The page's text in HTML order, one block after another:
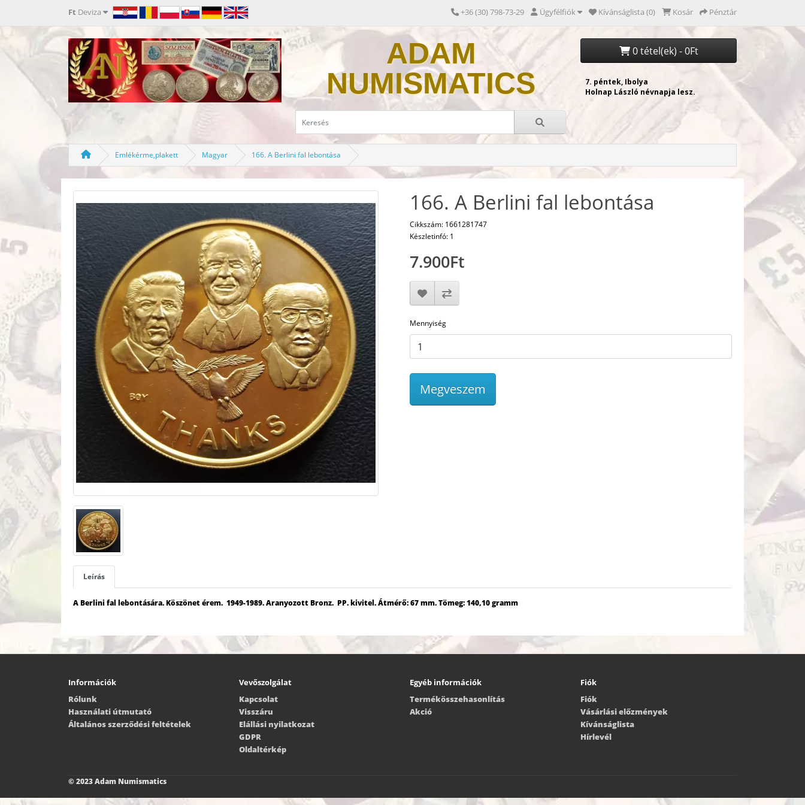
Ft Deviza +36 (30) 798-73-29 Ügyfélfiók Kívánságlista (0) Kosár Pénztár
ADAM
NUMISMATICS
0 tétel(ek) - 0Ft
Emlékérme,plakett Magyar 166. A Berlini fal lebontása
166. A Berlini fal lebontása
Cikkszám: 1661281747
Készletinfó: 1
7.900Ft
Mennyiség
Megveszem
Leírás
A Berlini fal lebontására. Köszönet érem. 1949-1989. Aranyozott Bronz. PP. kivitel. Átmérő: 67 mm. Tömeg: 140,10 gramm
Információk
Rólunk
Használati útmutató
Általános szerződési feltételek
Vevőszolgálat
Kapcsolat
Visszáru
Elállási nyilatkozat
GDPR
Oldaltérkép
Egyéb információk
Termékösszehasonlítás
Akció
Fiók
Fiók
Vásárlási előzmények
Kívánságlista
Hírlevél
© 2023 Adam Numismatics